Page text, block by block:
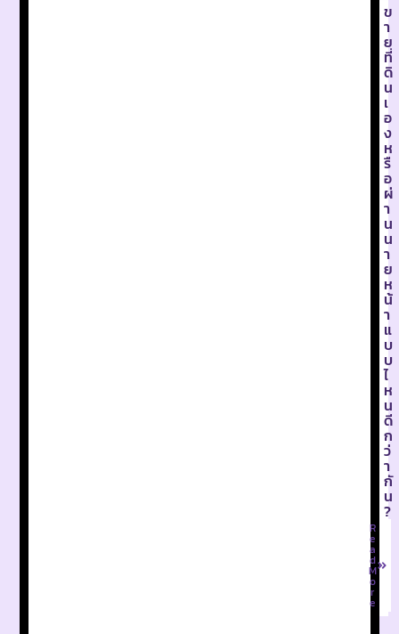
ข
า
ย
ที่
ดิ
น
เ
อ
ง
ห
รื
อ
ผ่
า
น
น
า
ย
ห
น้
า
แ
บ
บ
ไ
ห
น
ดี
ก
ว่
า
กั
น
?
R
e
a
d
M
o
r
e